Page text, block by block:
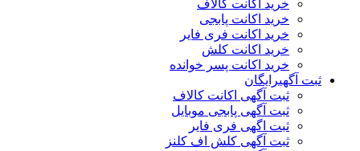
خرید اکانت کالاف
خرید اکانت پابجی
خرید اکانت فری فایر
خرید اکانت کلش
خرید اکانت پسر خوانده
ثبت آگهیرایگان
ثبت آگهی اکانت کالاف
ثبت آگهی پابجی موبایل
ثبت اگهی فری فایر
ثبت آگهی کلش اف کلنز